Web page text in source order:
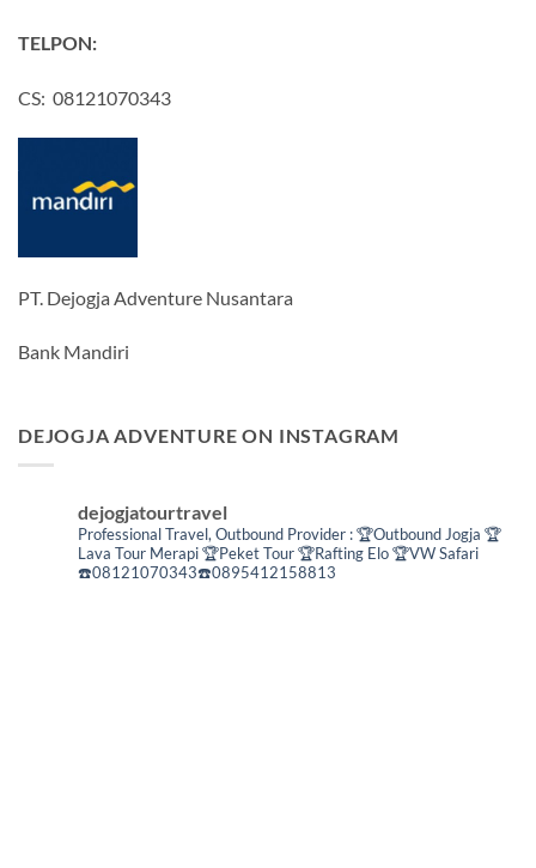
TELPON:
CS: 08121070343
PT. Dejogja Adventure Nusantara
Bank Mandiri
DEJOGJA ADVENTURE ON INSTAGRAM
dejogjatourtravel
Professional Travel, Outbound Provider :🏆Outbound Jogja 🏆
Lava Tour Merapi🏆Peket Tour🏆Rafting Elo🏆VW Safari
☎️08121070343☎️0895412158813